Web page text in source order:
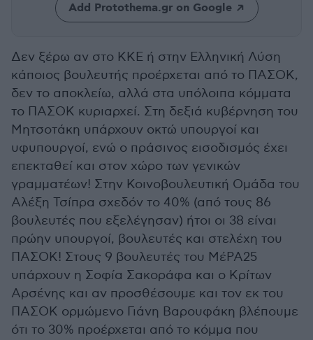
Add Protothema.gr on Google
Δεν ξέρω αν στο ΚΚΕ ή στην Ελληνική Λύση
κάποιος βουλευτής προέρχεται από το ΠΑΣΟΚ,
δεν το αποκλείω, αλλά στα υπόλοιπα κόμματα
το ΠΑΣΟΚ κυριαρχεί. Στη δεξιά κυβέρνηση του
Μητσοτάκη υπάρχουν οκτώ υπουργοί και
υφυπουργοί, ενώ ο πράσινος εισοδισμός έχει
επεκταθεί και στον χώρο των γενικών
γραμματέων! Στην Κοινοβουλευτική Ομάδα του
Αλέξη Τσίπρα σχεδόν το 40% (από τους 86
βουλευτές που εξελέγησαν) ήτοι οι 38 είναι
πρώην υπουργοί, βουλευτές και στελέχη του
ΠΑΣΟΚ! Στους 9 βουλευτές του ΜέΡΑ25
υπάρχουν η Σοφία Σακοράφα και ο Κρίτων
Αρσένης και αν προσθέσουμε και τον εκ του
ΠΑΣΟΚ ορμώμενο Γιάνη Βαρουφάκη βλέπουμε
ότι το 30% προέρχεται από το κόμμα που